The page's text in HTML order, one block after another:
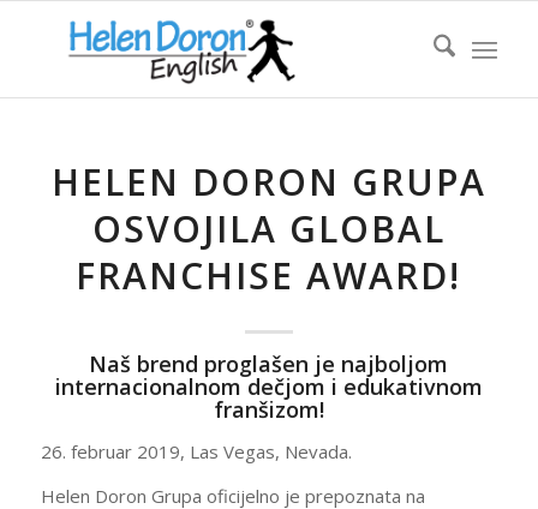
HELEN DORON GRUPA
OSVOJILA GLOBAL
FRANCHISE AWARD!
Naš brend proglašen je najboljom
internacionalnom dečjom i edukativnom
franšizom!
26. februar 2019, Las Vegas, Nevada.
Helen Doron Grupa oficijelno je prepoznata na